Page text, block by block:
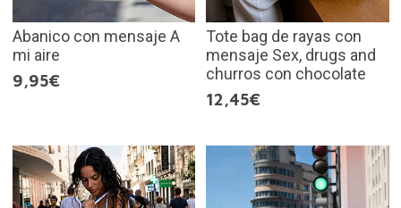
Abanico con mensaje A
mi aire
9,95€
Tote bag de rayas con
mensaje Sex, drugs and
churros con chocolate
12,45€